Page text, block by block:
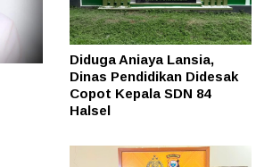
Diduga Aniaya Lansia,
Dinas Pendidikan Didesak
Copot Kepala SDN 84
Halsel